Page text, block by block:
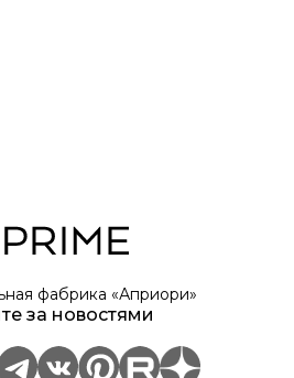
фабрика «Априори»
за новостями